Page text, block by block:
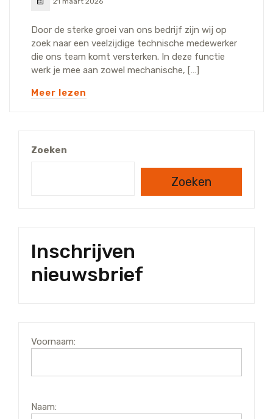
Door de sterke groei van ons bedrijf zijn wij op
zoek naar een veelzijdige technische medewerker
die ons team komt versterken. In deze functie
werk je mee aan zowel mechanische, […]
Meer lezen
Zoeken
Zoeken
Inschrijven
nieuwsbrief
Voornaam:
Naam: